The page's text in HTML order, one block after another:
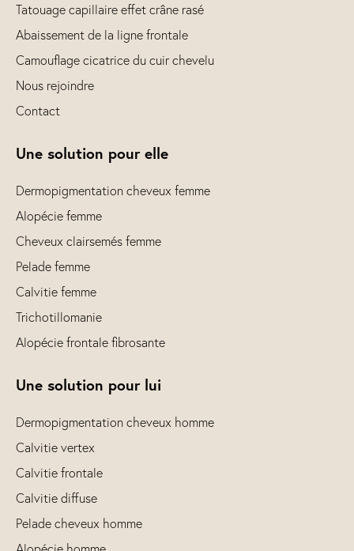
Tatouage capillaire effet crâne rasé
Abaissement de la ligne frontale
Camouflage cicatrice du cuir chevelu
Nous rejoindre
Contact
Une solution pour elle
Dermopigmentation cheveux femme
Alopécie femme
Cheveux clairsemés femme
Pelade femme
Calvitie femme
Trichotillomanie
Alopécie frontale fibrosante
Une solution pour lui
Dermopigmentation cheveux homme
Calvitie vertex
Calvitie frontale
Calvitie diffuse
Pelade cheveux homme